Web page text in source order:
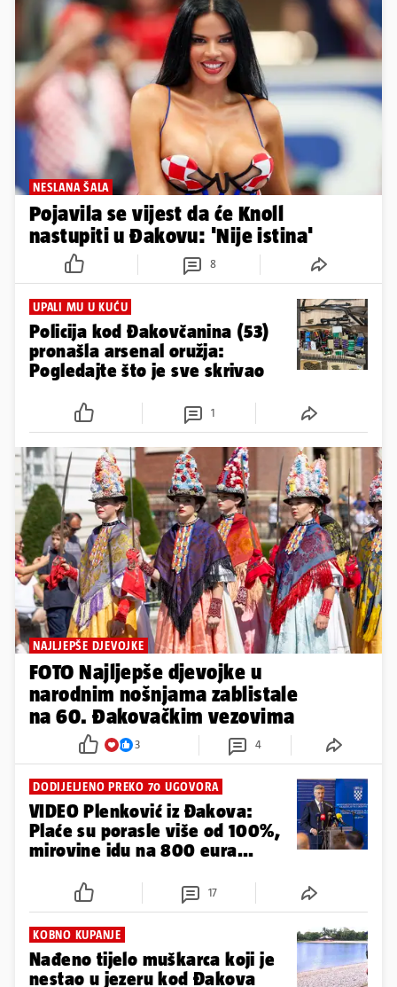
NESLANA ŠALA
Pojavila se vijest da će Knoll
nastupiti u Đakovu: 'Nije istina'
8
UPALI MU U KUĆU
Policija kod Đakovčanina (53)
pronašla arsenal oružja:
Pogledajte što je sve skrivao
1
NAJLJEPŠE DJEVOJKE
FOTO Najljepše djevojke u
narodnim nošnjama zablistale
na 60. Đakovačkim vezovima
3 4
DODIJELJENO PREKO 70 UGOVORA
VIDEO Plenković iz Đakova:
Plaće su porasle više od 100%,
mirovine idu na 800 eura...
17
KOBNO KUPANJE
Nađeno tijelo muškarca koji je
nestao u jezeru kod Đakova